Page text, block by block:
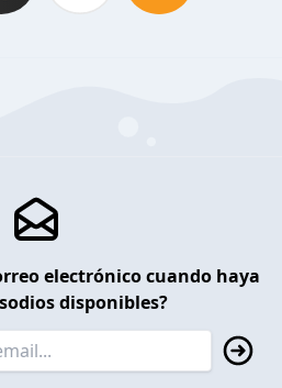
electrónico cuando haya
disponibles?